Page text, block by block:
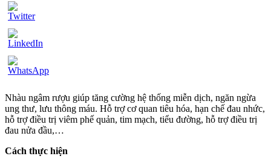
Nhàu ngâm rượu giúp tăng cường hệ thống miễn dịch, ngăn ngừa
ung thư, lưu thông máu. Hỗ trợ cơ quan tiêu hóa, hạn chế đau nhức,
hỗ trợ điều trị viêm phế quản, tim mạch, tiểu đường, hỗ trợ điều trị
đau nửa đầu,…
Cách thực hiện